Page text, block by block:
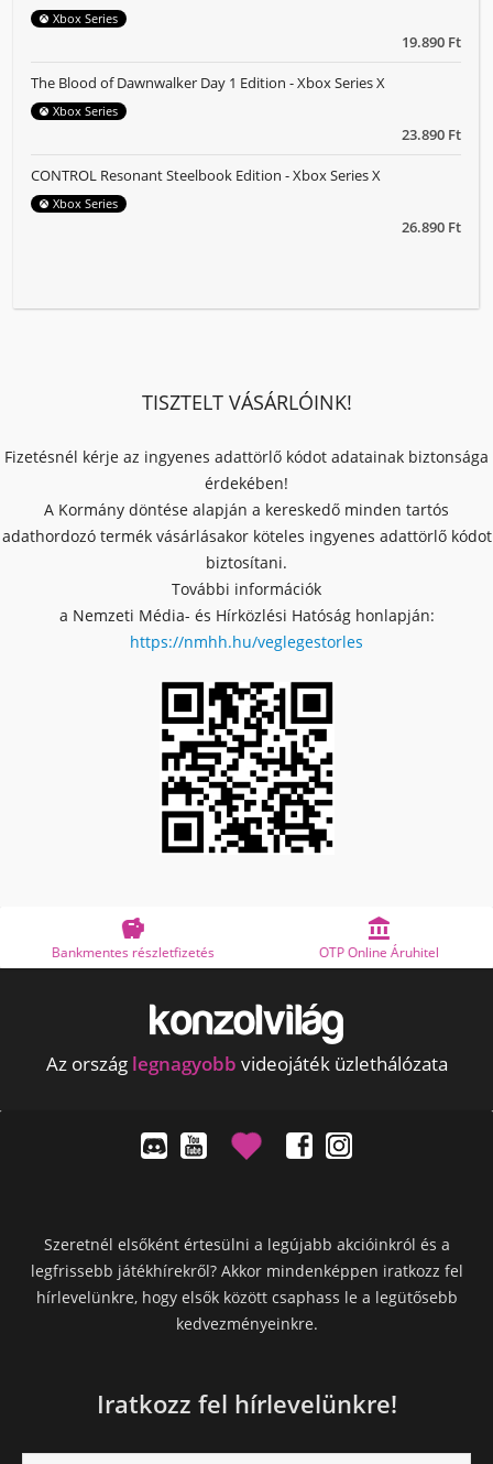
19.890 Ft
Xbox Series
23.890 Ft
The Blood of Dawnwalker Day 1 Edition - Xbox Series X
Xbox Series
26.890 Ft
CONTROL Resonant Steelbook Edition - Xbox Series X
Xbox Series
TISZTELT VÁSÁRLÓINK!
Fizetésnél kérje az ingyenes adattörlő kódot adatainak biztonsága
érdekében!
A Kormány döntése alapján a kereskedő minden tartós
adathordozó termék vásárlásakor köteles ingyenes adattörlő kódot
biztosítani.
További információk
a Nemzeti Média- és Hírközlési Hatóság honlapján:
https://nmhh.hu/veglegestorles

Bankmentes részletfizetés

OTP Online Áruhitel
Az ország legnagyobb videojáték üzlethálózata
Szeretnél elsőként értesülni a legújabb akcióinkról és a
legfrissebb játékhírekről? Akkor mindenképpen iratkozz fel
hírlevelünkre, hogy elsők között csaphass le a legütősebb
kedvezményeinkre.
Iratkozz fel hírlevelünkre!